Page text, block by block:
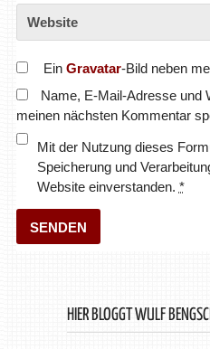
Ein Gravatar-Bild neben
Name, E-Mail-Adresse und
meinen nächsten Kommentar
Mit der Nutzung dieses
Speicherung und
Website einverstanden. *
HIER BLOGGT WULF